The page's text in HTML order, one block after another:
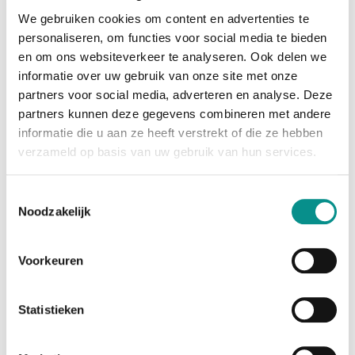
We gebruiken cookies om content en advertenties te
personaliseren, om functies voor social media te bieden
en om ons websiteverkeer te analyseren. Ook delen we
informatie over uw gebruik van onze site met onze
partners voor social media, adverteren en analyse. Deze
partners kunnen deze gegevens combineren met andere
informatie die u aan ze heeft verstrekt of die ze hebben
verzameld op basis van uw gebruik van hun services.
Noodzakelijk
Voorkeuren
Statistieken
kiezen, wordt deze all‐in‐one helemaal van jou.
Kleine chip. Immense vooruitgang.
De Apple M4-chip combineert een heel systeem op één
chip: processor, graphics én geheugen. Zo gaat alles
razendsnel, van familiefoto’s bewerken tot kolossale
RAW-bibliotheken beheren in Lightroom. Ontdek een
nieuwe
wereld aan grafisch veeleisende games. Safari is
blijft intussen volkomen stil en koel. En de M4-chip
is speciaal
aan de slag met je favoriete iPhone- en iPad- apps.
Dat is
ontwerp.